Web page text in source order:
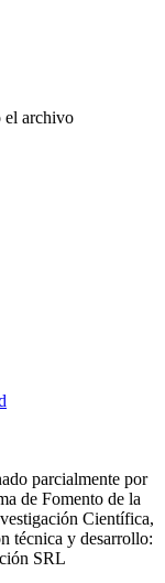
el archivo
parcialmente por
de Fomento de la
Científica,
técnica y desarrollo:
SRL